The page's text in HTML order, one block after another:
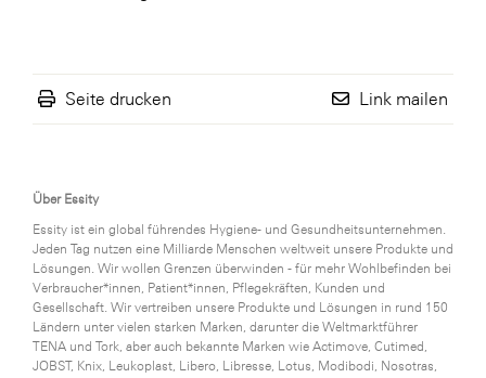
Seite drucken Link mailen
Über Essity
Essity ist ein global führendes Hygiene- und Gesundheitsunternehmen.
Jeden Tag nutzen eine Milliarde Menschen weltweit unsere Produkte und
Lösungen. Wir wollen Grenzen überwinden - für mehr Wohlbefinden bei
Verbraucher*innen, Patient*innen, Pflegekräften, Kunden und
Gesellschaft. Wir vertreiben unsere Produkte und Lösungen in rund 150
Ländern unter vielen starken Marken, darunter die Weltmarktführer
TENA und Tork, aber auch bekannte Marken wie Actimove, Cutimed,
JOBST, Knix, Leukoplast, Libero, Libresse, Lotus, Modibodi, Nosotras,